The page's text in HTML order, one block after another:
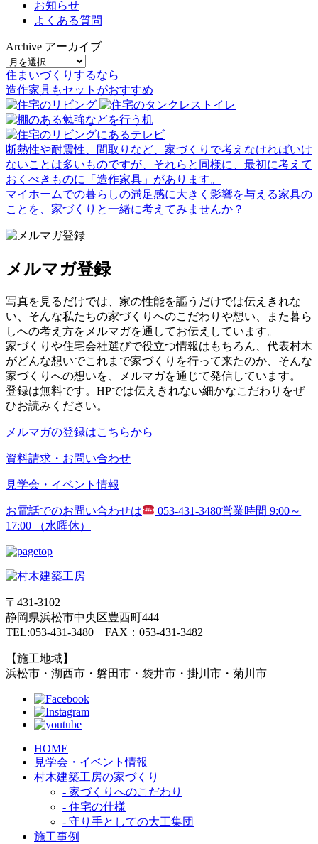
お知らせ
よくある質問
Archive アーカイブ
住まいづくりするなら
造作家具もセット がおすすめ
断熱性や耐震性、間取りなど、家づくりで考えなければいけ
ないことは多いものですが、それらと同様に、最初に考えて
おくべきものに「造作家具」があります。
マイホームでの暮らしの満足感に大きく影響を与える家具の
ことを、家づくりと一緒に考えてみませんか？
メルマガ登録
写真を見るだけでは、家の性能を謳うだけでは伝えきれな
い、そんな私たちの家づくりへのこだわりや想い、また暮ら
しへの考え方をメルマガを通してお伝えしています。
家づくりや住宅会社選びで役立つ情報はもちろん、代表村木
がどんな想いでこれまで家づくりを行って来たのか、そんな
家づくりへの想いを、メルマガを通じて発信しています。
登録は無料です。HPでは伝えきれない細かなこだわりをぜ
ひお読みください。
メルマガの登録はこちらから
資料請求・お問い合わせ
見学会・イベント情報
お電話でのお問い合わせは 053-431-3480営業時間 9:00～
17:00 （水曜休）
〒431-3102
静岡県浜松市中央区豊西町444
TEL:053-431-3480 FAX：053-431-3482
【施工地域】
浜松市・湖西市・磐田市・袋井市・掛川市・菊川市
HOME
見学会・イベント情報
村木建築工房の家づくり
- 家づくりへのこだわり
- 住宅の仕様
- 守り手としての大工集団
施工事例